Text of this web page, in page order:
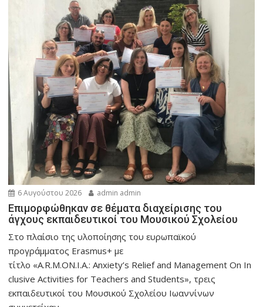
6 Αυγούστου 2026 admin admin
Eπιμορφώθηκαν σε θέματα διαχείρισης του
άγχους εκπαιδευτικοί του Μουσικού Σχολείου
Στο πλαίσιο της υλοποίησης του ευρωπαϊκού
προγράμματος Erasmus+ με
τίτλο «A.R.M.ON.I.A.: Anxiety’s Relief and Management On In
clusive Activities for Teachers and Students», τρεις
εκπαιδευτικοί του Μουσικού Σχολείου Ιωαννίνων